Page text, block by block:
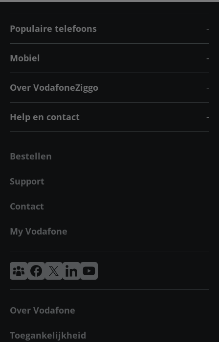
Populaire telefoons
Mobiel
Over VodafoneZiggo
Help en contact
Bestellen
Support
Contact
My Vodafone
Vodafone & Ziggo Community
Vodafone Facebook
Vodafone XVodafoneZiggo LinkedIn
Vodafone YouTube
Over Vodafone
Toegankelijkheid